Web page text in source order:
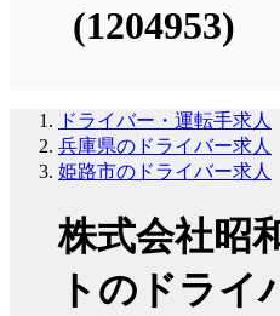
(1204953)
ドライバー・運転手求人
兵庫県のドライバー求人
姫路市のドライバー求人
株式会社昭
トのドライ